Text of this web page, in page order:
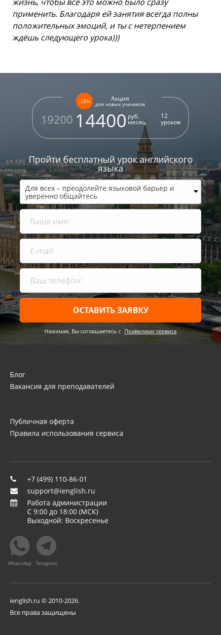
применить. Благодаря ей занятия всегда полны
положительных эмоций, и ты с нетерпением
ждёшь следующего урока)))
-25% Акция
для новых учеников
19200 14400 руб.
месяц
12
уроков
Пройти бесплатный уроканглийского
языка
Для всех – преодолейте языковой барьер и
уверенно общайтесь
ОСТАВИТЬ ЗАЯВКУ
Нажимая, Вы соглашаетесь c Правилами сервиса
Блог
Вакансия для преподавателей
Публичная оферта
Правила использования сервиса
+7 (499) 110-86-01
support@ienglish.ru
Работа администрации
C 9:00 до 18:00 (МСК)
Выходной: Воскресенье
ienglish.ru © 2010-2026.
Все права защищены